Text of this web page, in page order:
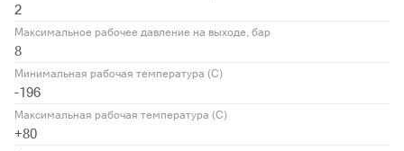
2
Максимальное рабочее давление на выходе, бар
8
Минимальная рабочая температура (С)
-196
Максимальная рабочая температура (С)
+80